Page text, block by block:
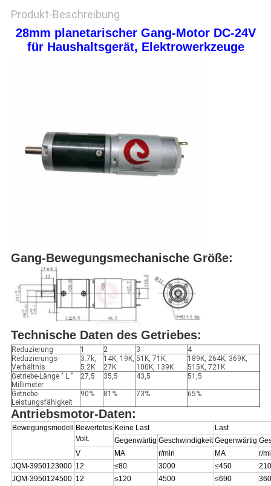
Produkt-Beschreibung
28mm planetarischer Gang-Motor DC-24V
für Haushaltsgerät, Elektrowerkzeuge
Gang-Bewegungsmechanische Größe:
Technische Daten des Getriebes:
Reduzierung 1 2 3
4
Reduzierungs-
Verhältnis
3.7k,
5.2K
14K, 19K,
27K
51K, 71K,
100K, 139K
189K, 264K, 369K,
515K, 721K
Getriebe-Länge " L "
Millimeter
27,5 35,5 43,5 51,5
Getriebe-
Leistungsfähigkeit
90% 81% 73% 65%
Antriebsmotor-Daten:
Bewegungsmodell Bewertetes
Volt.
Keine Last
Last
Gegenwärtig Geschwindigkeit Gegenwärtig
V
MA r/min MA
r/
JQM-3950123000 12 ≤80 3000 ≤450
JQM-3950124500 12 ≤120 4500 ≤690